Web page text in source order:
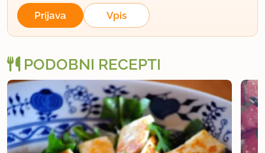
Prijava Vpis
PODOBNI RECEPTI